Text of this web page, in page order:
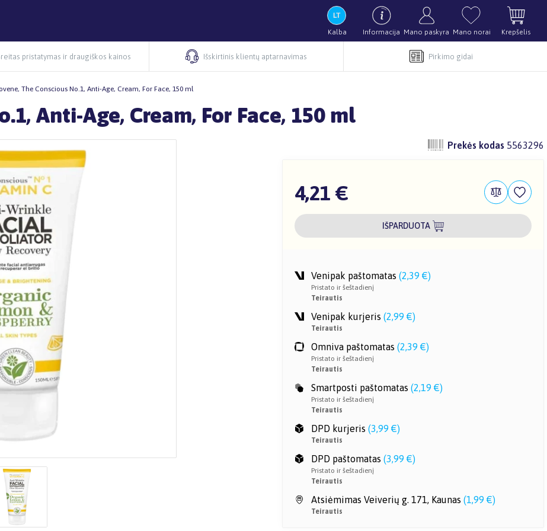
Kalba Informacija Mano paskyra Mano norai Krepšelis
pristatymas ir draugiškos kainos Išskirtinis klientų aptarnavimas Pirkimo gidai
The Conscious No.1, Anti-Age, Cream, For Face, 150 ml
Anti-Age, Cream, For Face, 150 ml
Prekės kodas 5563296
4,21 €
IŠPARDUOTA
Venipak paštomatas (2,39 €)
Pristato ir šeštadienį
Teirautis
Venipak kurjeris (2,99 €)
Teirautis
Omniva paštomatas (2,39 €)
Pristato ir šeštadienį
Teirautis
Smartposti paštomatas (2,19 €)
Pristato ir šeštadienį
Teirautis
DPD kurjeris (3,99 €)
Teirautis
DPD paštomatas (3,99 €)
Pristato ir šeštadienį
Teirautis
Atsiėmimas Veiverių g. 171, Kaunas (1,99 €)
Teirautis